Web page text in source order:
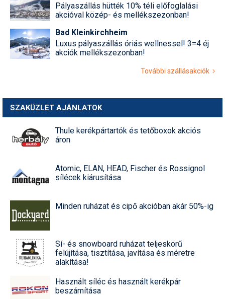
Pályaszállás hütték 10% téli előfoglalási
akcióval közép- és mellékszezonban!
Bad Kleinkirchheim
Luxus pályaszállás óriás wellnessel! 3=4 éj
akciók mellékszezonban!
További szállásakciók
SZAKÜZLET AJÁNLATOK
Thule kerékpártartók és tetőboxok akciós
áron
Atomic, ELAN, HEAD, Fischer és Rossignol
sílécek kiárusítása
Minden ruházat és cipő akcióban akár 50%-ig
Sí- és snowboard ruházat teljeskörű
felújítása, tisztítása, javítása és méretre
alakítása!
Használt síléc és használt kerékpár
beszámítása